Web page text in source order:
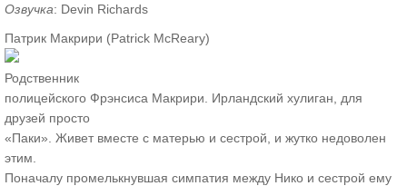
Озвучка: Devin Richards
Патрик Макрири (Patrick McReary)
Родственник
полицейского Фрэнсиса Макрири. Ирландский хулиган, для
друзей просто
«Паки». Живет вместе с матерью и сестрой, и жутко недоволен
этим.
Поначалу промелькнувшая симпатия между Нико и сестрой ему